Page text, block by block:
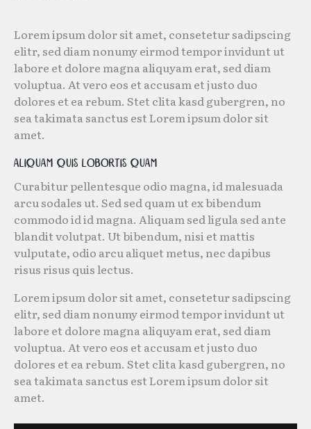
Lorem ipsum dolor sit amet, consetetur sadipscing
elitr, sed diam nonumy eirmod tempor invidunt ut
labore et dolore magna aliquyam erat, sed diam
voluptua. At vero eos et accusam et justo duo
dolores et ea rebum. Stet clita kasd gubergren, no
sea takimata sanctus est Lorem ipsum dolor sit
amet.
Aliquam quis lobortis quam
Curabitur pellentesque odio magna, id malesuada
arcu sodales ut. Sed sed quam ut ex bibendum
commodo id id magna. Aliquam sed ligula sed ante
blandit volutpat. Ut bibendum, nisi et mattis
vulputate, odio arcu aliquet metus, nec dapibus
risus risus quis lectus.
Lorem ipsum dolor sit amet, consetetur sadipscing
elitr, sed diam nonumy eirmod tempor invidunt ut
labore et dolore magna aliquyam erat, sed diam
voluptua. At vero eos et accusam et justo duo
dolores et ea rebum. Stet clita kasd gubergren, no
sea takimata sanctus est Lorem ipsum dolor sit
amet.